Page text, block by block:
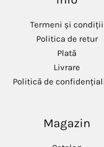
Termeni și condiții
Politica de retur
Plată
Livrare
Politică de
Magazin